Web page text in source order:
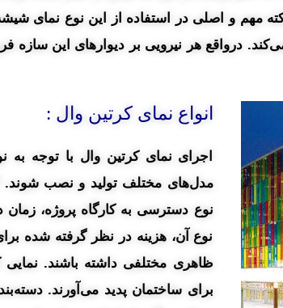
مهم و اصلی در استفاده از این نوع نمای
درواقع هر نیرویی بر دیوارهای این
انواع نمای کرتین وال :
اجرای نمای کرتین وال با توجه
مدل‌های مختلف تولید و نصب شوند.
نوع دسترسی به کارگاه پروژه،
نوع آن، هزینه در نظر گرفته شده
ظاهری مختلفی داشته باشند.
برای ساختمان پدید می‌آورند.